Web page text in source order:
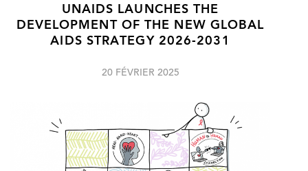
UNAIDS LAUNCHES THE
DEVELOPMENT OF THE NEW GLOBAL
AIDS STRATEGY 2026-2031
20 FÉVRIER 2025